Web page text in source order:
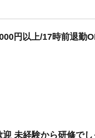
円以上/17時前退勤
未経験から研修で